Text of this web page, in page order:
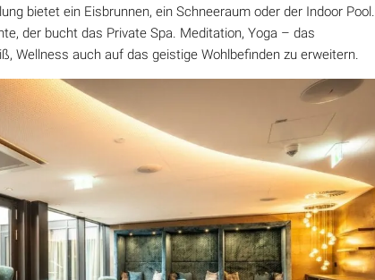
bietet ein Eisbrunnen, ein Schneeraum oder der Indoor Pool.
der bucht das Private Spa. Meditation, Yoga – das
Wellness auch auf das geistige Wohlbefinden zu erweitern.